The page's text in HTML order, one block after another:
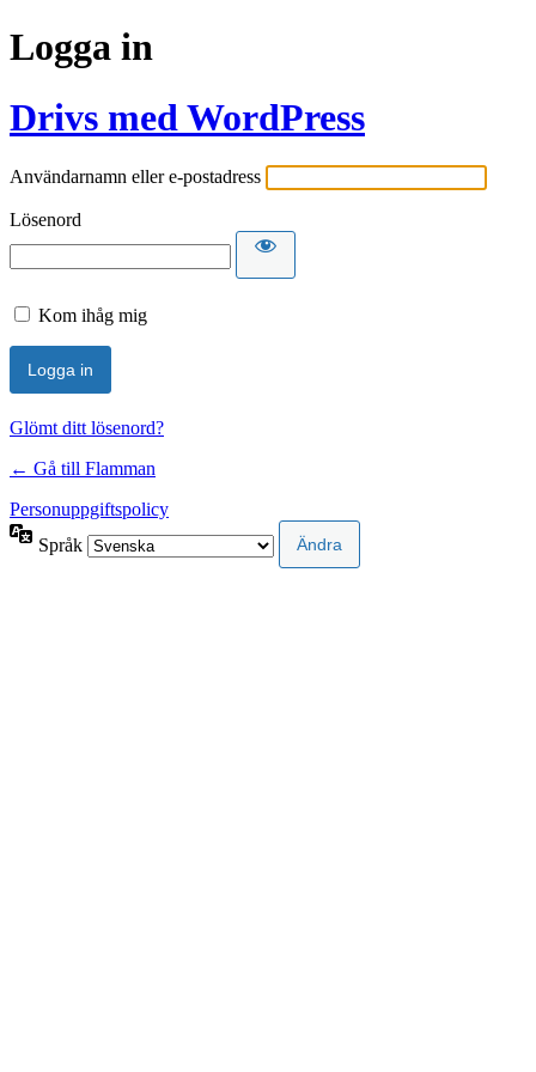
Logga in
Drivs med WordPress
Användarnamn eller e-postadress
Lösenord
Kom ihåg mig
Glömt ditt lösenord?
← Gå till Flamman
Personuppgiftspolicy
Språk